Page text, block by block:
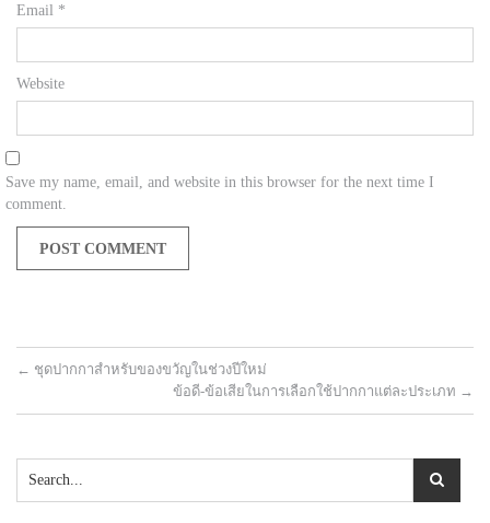
Email *
Website
Save my name, email, and website in this browser for the next time I
comment.
← ชุดปากกาสำหรับของขวัญในช่วงปีใหม่
ข้อดี-ข้อเสียในการเลือกใช้ปากกาแต่ละประเภท →